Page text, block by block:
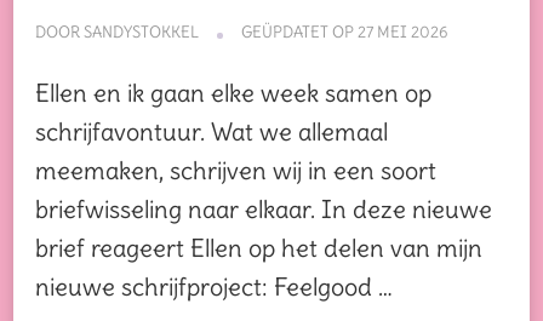
DOORSANDYSTOKKEL GEÜPDATET OP27 MEI 2026
Ellen en ik gaan elke week samen op
schrijfavontuur. Wat we allemaal
meemaken, schrijven wij in een soort
briefwisseling naar elkaar. In deze nieuwe
brief reageert Ellen op het delen van mijn
nieuwe schrijfproject: Feelgood …